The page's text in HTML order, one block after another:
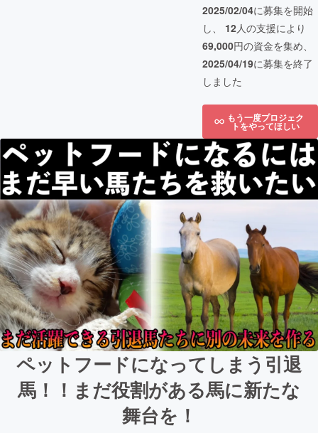
2025/02/04に募集を開始
し、 12人の支援により
69,000円の資金を集め、
2025/04/19に募集を終了
しました
もう一度プロジェク
トをやってほしい
ペットフードになってしまう引退
馬！！まだ役割がある馬に新たな
舞台を！